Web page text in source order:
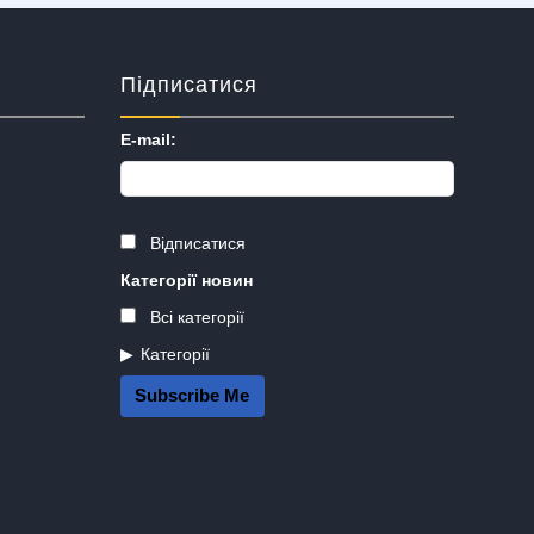
Підписатися
E-mail:
Відписатися
Категорії новин
Всі категорії
Категорії
Subscribe Me